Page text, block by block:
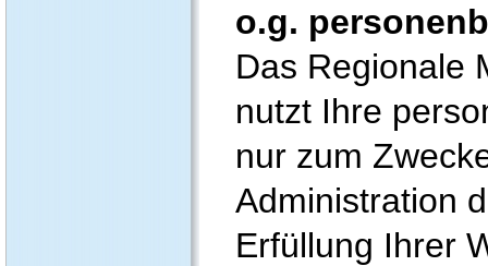
o.g.
Das Regionale
nutzt Ihre
nur zum
Administration
Erfüllung Ihrer